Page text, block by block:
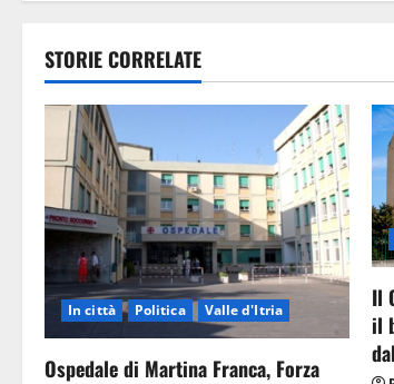
STORIE CORRELATE
In città Politica Valle d'Itria
Ospedale di Martina Franca, Forza
Il
il